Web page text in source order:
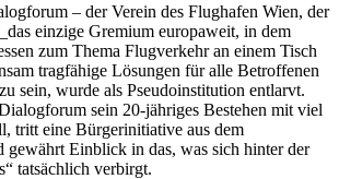
– der Verein des Flughafen Wien, der
einzige Gremium europaweit, in dem
zum Thema Flugverkehr an einem Tisch
tragfähige Lösungen für alle Betroffenen
sein, wurde als Pseudoinstitution entlarvt.
sein 20-jähriges Bestehen mit viel
tritt eine Bürgerinitiative aus dem
gewährt Einblick in das, was sich hinter der
tatsächlich verbirgt.